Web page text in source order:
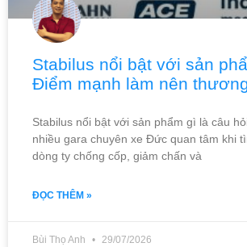
Stabilus nổi bật với sản
Điểm mạnh làm nên
Stabilus nổi bật với sản phẩm gì là câu
nhiều gara chuyên xe Đức quan tâm khi
dòng ty chống cốp, giảm chấn và
ĐỌC THÊM »
Bùi Thọ Anh 29/07/2026